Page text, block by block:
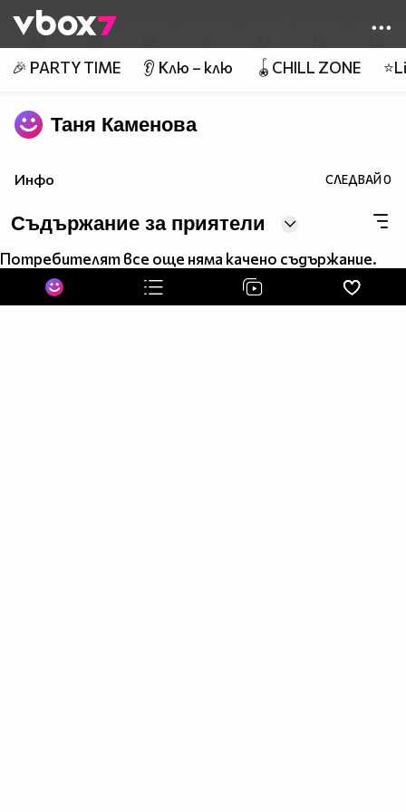
👾
🎉 PARTY TIME 👂 Клю – клю 🪀CHILL ZONE
Таня Каменова
Инфо СЛЕДВАЙ0
Съдържание за приятели
Потребителят все още няма качено съдържание.